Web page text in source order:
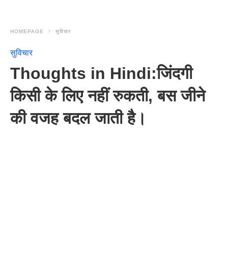
HOMEPAGE सुविचार
सुविचार
Thoughts in Hindi:जिंदगी
किसी के लिए नहीं रुकती, बस जीने
की वजह बदल जाती है।